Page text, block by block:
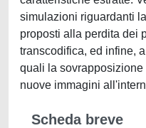
simulazioni riguardanti
proposti alla perdita dei
transcodifica, ed infine,
quali la
nuove immagini
Scheda breve